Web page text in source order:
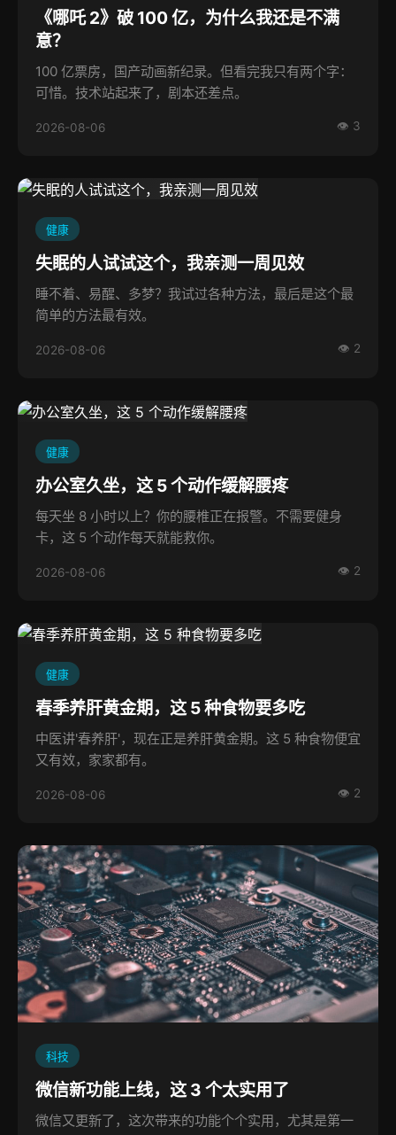
《哪吒 2》破 100 亿，为什么我还是不满
意？
100 亿票房，国产动画新纪录。但看完我只有两个字：
可惜。技术站起来了，剧本还差点。
2026-08-06 👁 3
健康
失眠的人试试这个，我亲测一周见效
睡不着、易醒、多梦？我试过各种方法，最后是这个最
简单的方法最有效。
2026-08-06 👁 2
健康
办公室久坐，这 5 个动作缓解腰疼
每天坐 8 小时以上？你的腰椎正在报警。不需要健身
卡，这 5 个动作每天就能救你。
2026-08-06 👁 2
健康
春季养肝黄金期，这 5 种食物要多吃
中医讲'春养肝'，现在正是养肝黄金期。这 5 种食物便宜
又有效，家家都有。
2026-08-06 👁 2
科技
微信新功能上线，这 3 个太实用了
微信又更新了，这次带来的功能个个实用，尤其是第一